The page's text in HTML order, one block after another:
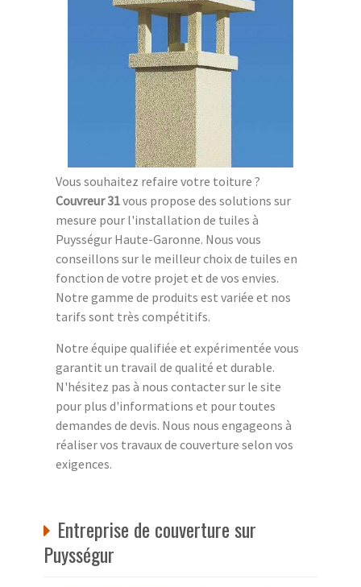
Vous souhaitez refaire votre toiture ?
Couvreur 31vous propose des solutions sur
mesure pour l'installation de tuiles à
Puysségur Haute-Garonne. Nous vous
conseillons sur le meilleur choix de tuiles en
fonction de votre projet et de vos envies.
Notre gamme de produits est variée et nos
tarifs sont très compétitifs.
Notre équipe qualifiée et expérimentée vous
garantit un travail de qualité et durable.
N'hésitez pas à nous contacter sur le site
pour plus d'informations et pour toutes
demandes de devis. Nous nous engageons à
réaliser vos travaux de couverture selon vos
exigences.
Entreprise de couverture sur
Puysségur